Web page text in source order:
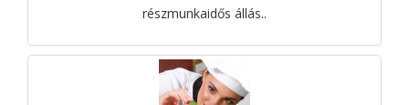
részmunkaidős állás..